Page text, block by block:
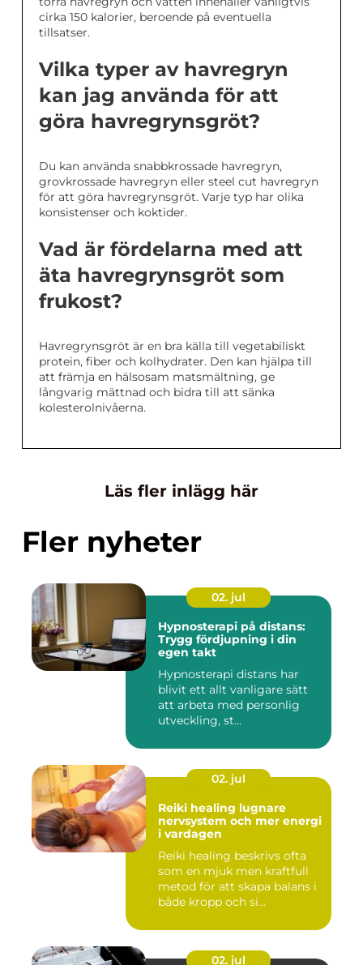
cirka 150 kalorier, beroende på eventuella
tillsatser.
Vilka typer av havregryn
kan jag använda för att
göra havregrynsgröt?
Du kan använda snabbkrossade havregryn,
grovkrossade havregryn eller steel cut havregryn
för att göra havregrynsgröt. Varje typ har olika
konsistenser och koktider.
Vad är fördelarna med att
äta havregrynsgröt som
frukost?
Havregrynsgröt är en bra källa till vegetabiliskt
protein, fiber och kolhydrater. Den kan hjälpa till
att främja en hälsosam matsmältning, ge
långvarig mättnad och bidra till att sänka
kolesterolnivåerna.
Läs fler inlägg här
Fler nyheter
02. jul
Hypnosterapi på distans:
Trygg fördjupning i din
egen takt
Hypnosterapi distans har
blivit ett allt vanligare sätt
att arbeta med personlig
utveckling, st...
02. jul
Reiki healing lugnare
nervsystem och mer energi
i vardagen
Reiki healing beskrivs ofta
som en mjuk men kraftfull
metod för att skapa balans i
både kropp och si...
02. jul